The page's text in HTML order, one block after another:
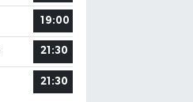
19:00
21:30
21:30